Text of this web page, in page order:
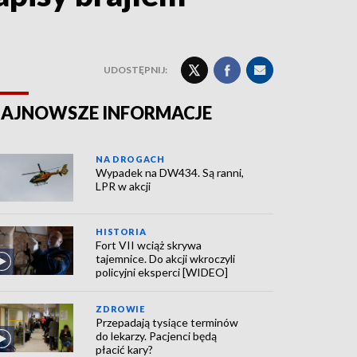
UDOSTĘPNIJ:
INFORMACJE
NA DROGACH
Wypadek na DW434. Są ranni,
LPR w akcji
HISTORIA
Fort VII wciąż skrywa
tajemnice. Do akcji wkroczyli
policyjni eksperci [WIDEO]
ZDROWIE
Przepadają tysiące terminów
do lekarzy. Pacjenci będą
płacić kary?